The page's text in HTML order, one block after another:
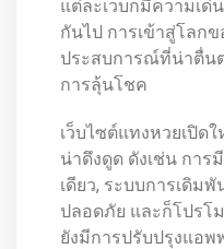
แต่ละเว็บก็มีความเ
กันไป การเข้าสู่โลก
ประสบการณ์ที่น่าตื่น
การลุ้นโชค
เว็บไซต์แทงหวยเปิด
น่าดึงดูด ดังเช่น การ
เดียว, ระบบการเดิม
ปลอดภัย และก็โปรโ
ยังมีการปรับปรุงแอพ